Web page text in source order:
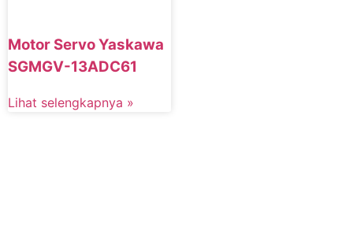
Motor Servo Yaskawa
SGMGV-13ADC61
Lihat selengkapnya »